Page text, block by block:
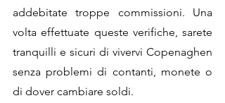
addebitate troppe commissioni. Una
volta effettuate queste verifiche, sarete
tranquilli e sicuri di vivervi Copenaghen
senza problemi di contanti, monete o
di dover cambiare soldi.